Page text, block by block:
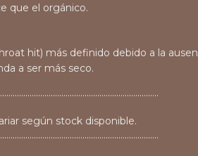
que el orgánico.
hit) más definido debido a la
a ser más seco.
según stock disponible.